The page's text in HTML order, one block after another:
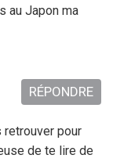
au Japon ma
pour
de te lire de
RÉPONDRE